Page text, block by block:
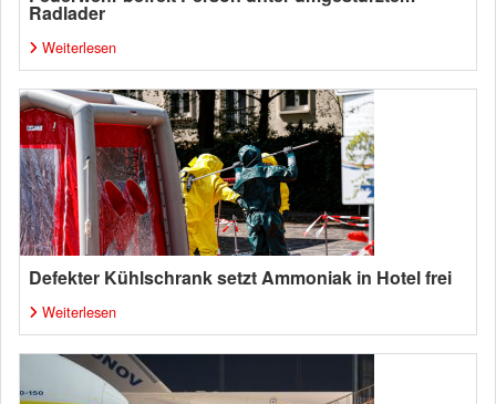
Radlader
Weiterlesen
Defekter Kühlschrank setzt Ammoniak in Hotel frei
Weiterlesen